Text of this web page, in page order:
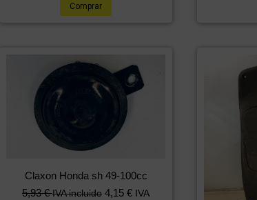
Comprar
Claxon Honda sh 49-100cc
5,93€ IVA incluido 4,15 € IVA